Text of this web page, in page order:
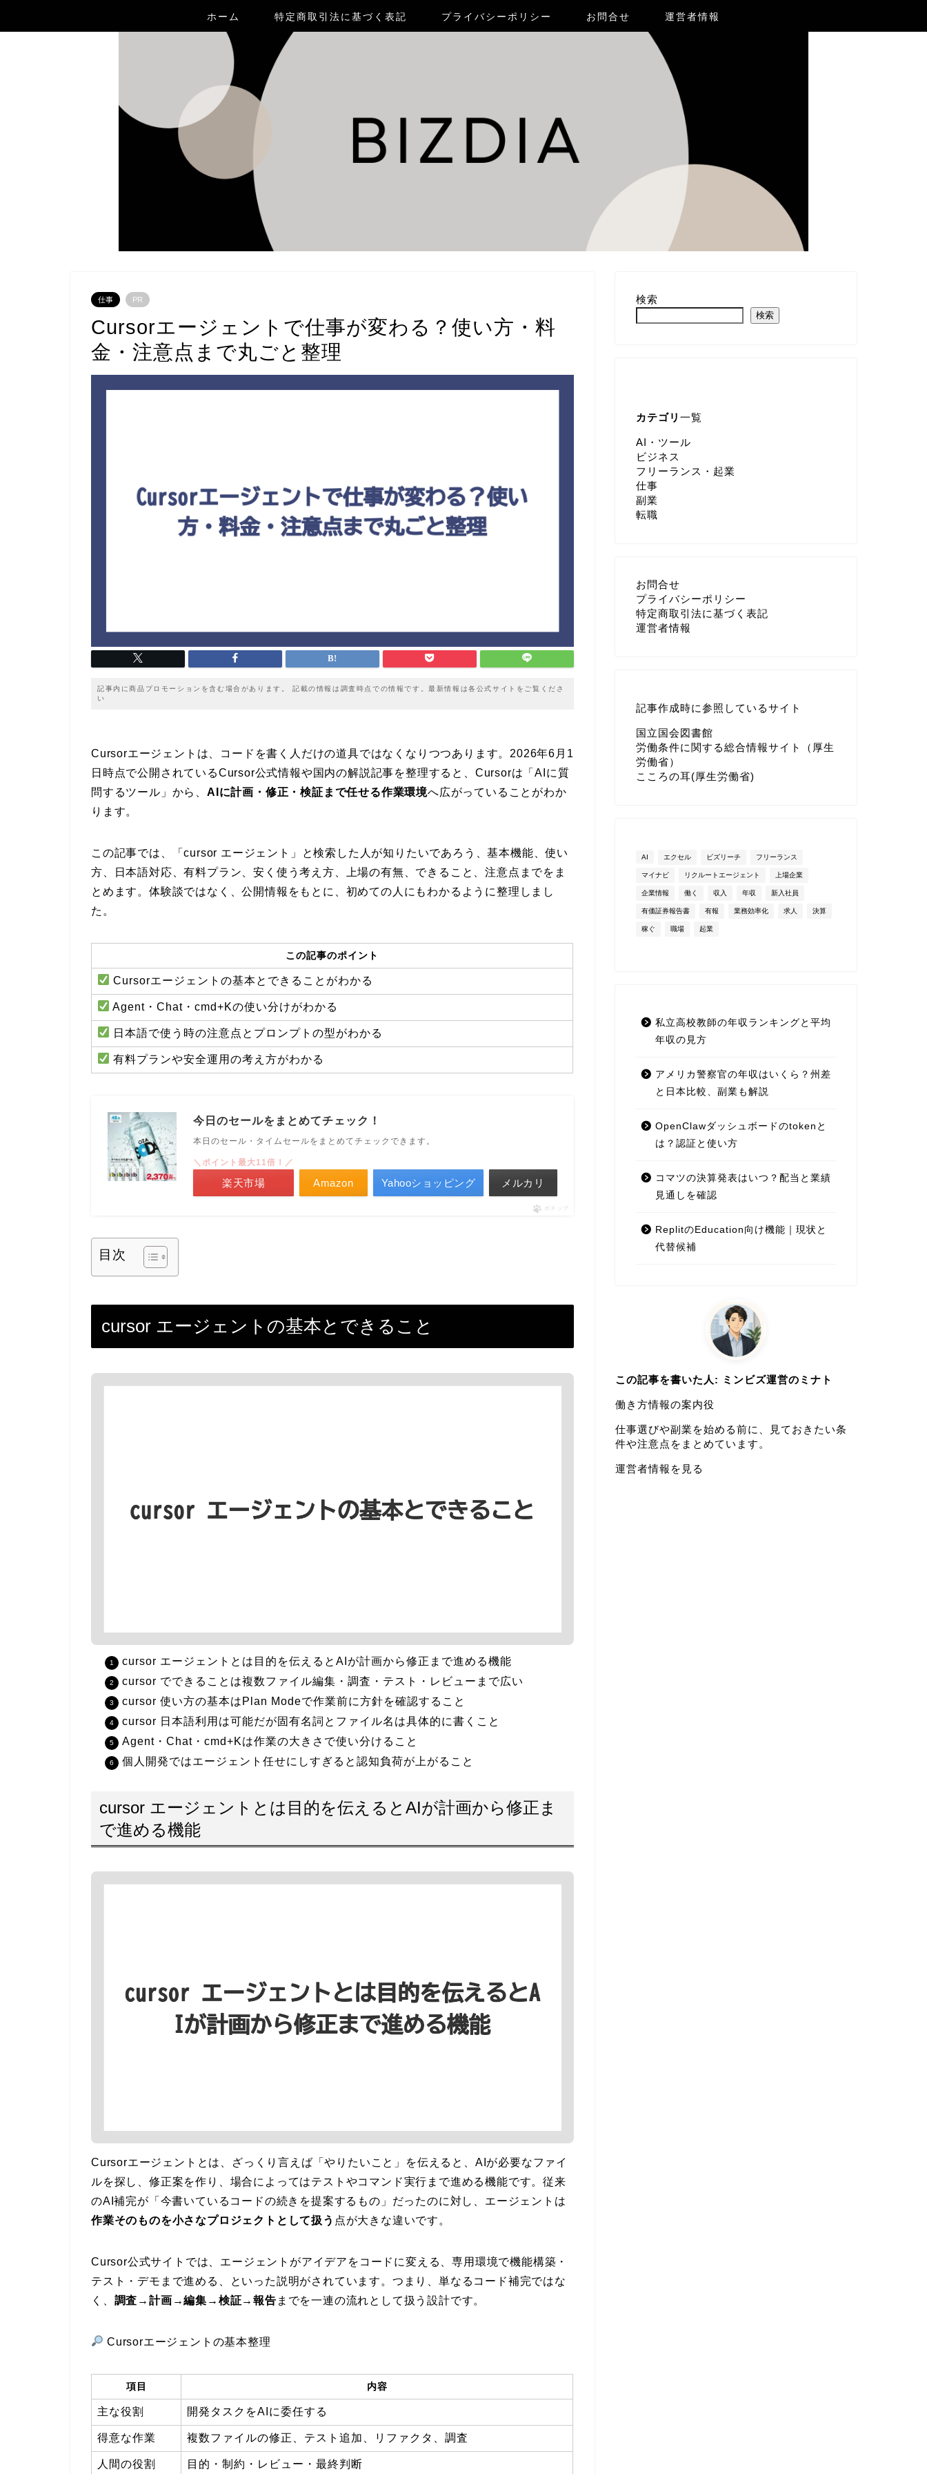
ホーム 特定商取引法に基づく表記 プライバシーポリシー お問合せ 運営者情報
仕事 PR
Cursorエージェントで仕事が変わる？使い方・料
金・注意点まで丸ごと整理
記事内に商品プロモーションを含む場合があります。 記載の情報は調査時点での情報です。最新情報は各公式サイトをご覧くださ
い
Cursorエージェントは、コードを書く人だけの道具ではなくなりつつあります。2026年6月1
日時点で公開されているCursor公式情報や国内の解説記事を整理すると、Cursorは「AIに質
問するツール」から、 AIに計画・修正・検証まで任せる作業環境へ広がっていることがわか
ります。
この記事では、「cursor エージェント」と検索した人が知りたいであろう、基本機能、使い
方、日本語対応、有料プラン、安く使う考え方、上場の有無、できること、注意点までをま
とめます。体験談ではなく、公開情報をもとに、初めての人にもわかるように整理しまし
た。
この記事のポイント
Cursorエージェントの基本とできることがわかる
Agent・Chat・cmd+Kの使い分けがわかる
日本語で使う時の注意点とプロンプトの型がわかる
有料プランや安全運用の考え方がわかる
今日のセールをまとめてチェック！
本日のセール・タイムセールをまとめてチェックできます。
Amazon
＼ポイント最大11倍！／
楽天市場 Yahooショッピング メルカリ
ポチップ
目次
cursor エージェントの基本とできること
cursor エージェントとは目的を伝えるとAIが計画から修正まで進める機能
cursor でできることは複数ファイル編集・調査・テスト・レビューまで広い
cursor 使い方の基本はPlan Modeで作業前に方針を確認すること
cursor 日本語利用は可能だが固有名詞とファイル名は具体的に書くこと
Agent・Chat・cmd+Kは作業の大きさで使い分けること
個人開発ではエージェント任せにしすぎると認知負荷が上がること
cursor エージェントとは目的を伝えるとAIが計画から修正ま
で進める機能
Cursorエージェントとは、ざっくり言えば「やりたいこと」を伝えると、AIが必要なファイ
ルを探し、修正案を作り、場合によってはテストやコマンド実行まで進める機能です。従来
のAI補完が「今書いているコードの続きを提案するもの」だったのに対し、エージェントは
作業そのものを小さなプロジェクトとして扱う 点が大きな違いです。
Cursor公式サイトでは、エージェントがアイデアをコードに変える、専用環境で機能構築・
テスト・デモまで進める、といった説明がされています。つまり、単なるコード補完ではな
く、 調査→計画→編集→検証→報告 までを一連の流れとして扱う設計です。
Cursorエージェントの基本整理
項目 内容
主な役割 開発タスクをAIに委任する
得意な作業 複数ファイルの修正、テスト追加、リファクタ、調査
人間の役割 目的・制約・レビュー・最終判断
検索
検索
カテゴリ 一覧
AI・ツール
ビジネス
フリーランス・起業
仕事
副業
転職
お問合せ
プライバシーポリシー
特定商取引法に基づく表記
運営者情報
記事作成時に参照しているサイト
国立国会図書館
労働条件に関する総合情報サイト（厚生
労働省）
こころの耳(厚生労働省)
AI エクセル ビズリーチ フリーランス
マイナビ リクルートエージェント 上場企業
企業情報 働く 収入 年収 新入社員
有価証券報告書 有報 業務効率化 求人 決算
稼ぐ 職場 起業
私立高校教師の年収ランキングと平均
年収の見方
アメリカ警察官の年収はいくら？州差
と日本比較、副業も解説
OpenClawダッシュボードのtokenと
は？認証と使い方
コマツの決算発表はいつ？配当と業績
見通しを確認
ReplitのEducation向け機能｜現状と
代替候補
この記事を書いた人: ミンビズ運営のミナト
働き方情報の案内役
仕事選びや副業を始める前に、見ておきたい条
件や注意点をまとめています。
運営者情報を見る